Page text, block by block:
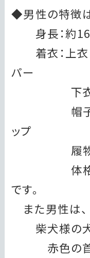
◆男性の特徴は
身長：約
着衣：上衣
パー
下衣 紺
帽子 モ
ップ
履物 黒
体格
です。
また男性は、
柴犬様の
赤色の